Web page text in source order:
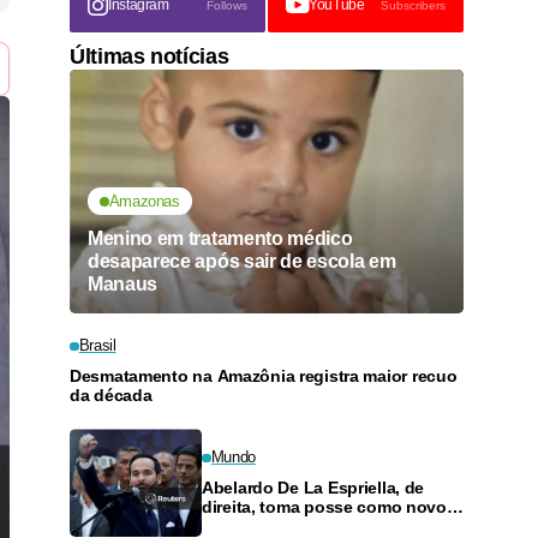
Instagram Follows YouTube Subscribers
Últimas notícias
Amazonas
Menino em tratamento médico
desaparece após sair de escola em
Manaus
Brasil
Desmatamento na Amazônia registra maior recuo
da década
Mundo
Abelardo De La Espriella, de
direita, toma posse como novo